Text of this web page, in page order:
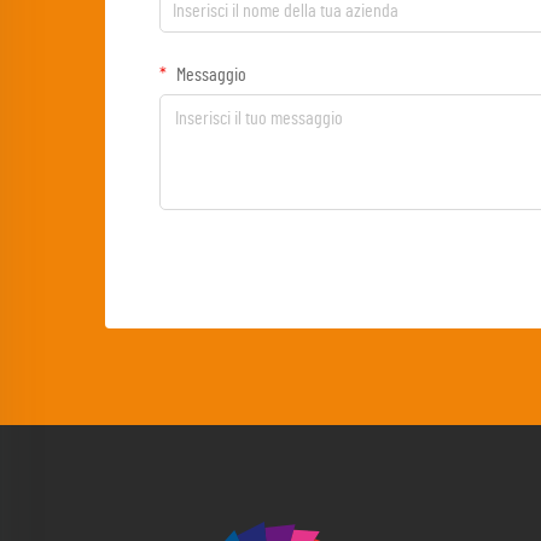
Messaggio